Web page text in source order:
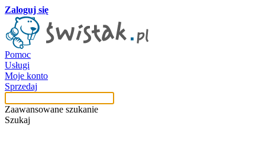
Zaloguj się
Pomoc
Usługi
Moje konto
Sprzedaj
Zaawansowane szukanie
Szukaj